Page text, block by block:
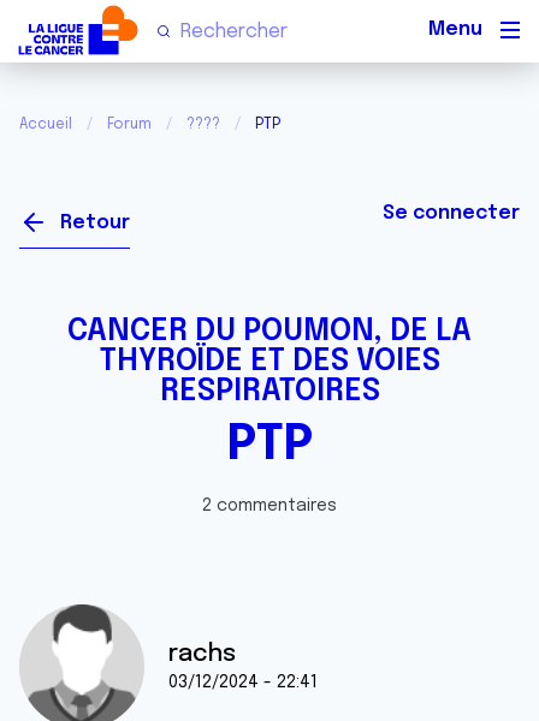
Accueil Forum ???? PTP
Retour Se connecter
CANCER DU POUMON, DE LA
THYROÏDE ET DES VOIES
RESPIRATOIRES
PTP
2 commentaires
rachs
03/12/2024 - 22:41